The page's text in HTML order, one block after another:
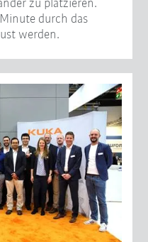
zu platzieren.
durch das
werden.